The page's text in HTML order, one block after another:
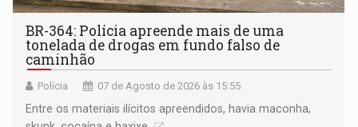
BR-364: Polícia apreende mais de uma
tonelada de drogas em fundo falso de
caminhão
Polícia 07 de Agosto de 2026 às 15:55
Entre os materiais ilícitos apreendidos, havia maconha,